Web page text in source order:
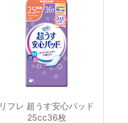
リフレ 超うす安心パッド
25cc36枚